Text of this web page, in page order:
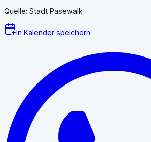
Quelle: Stadt Pasewalk
In Kalender speichern